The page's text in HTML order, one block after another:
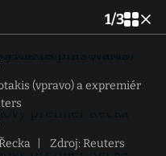
1/3
(vpravo) a expremiér
Zdroj: Reuters